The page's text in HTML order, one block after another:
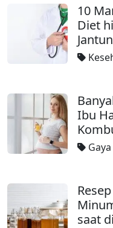
10
Diet
Ibu
saat